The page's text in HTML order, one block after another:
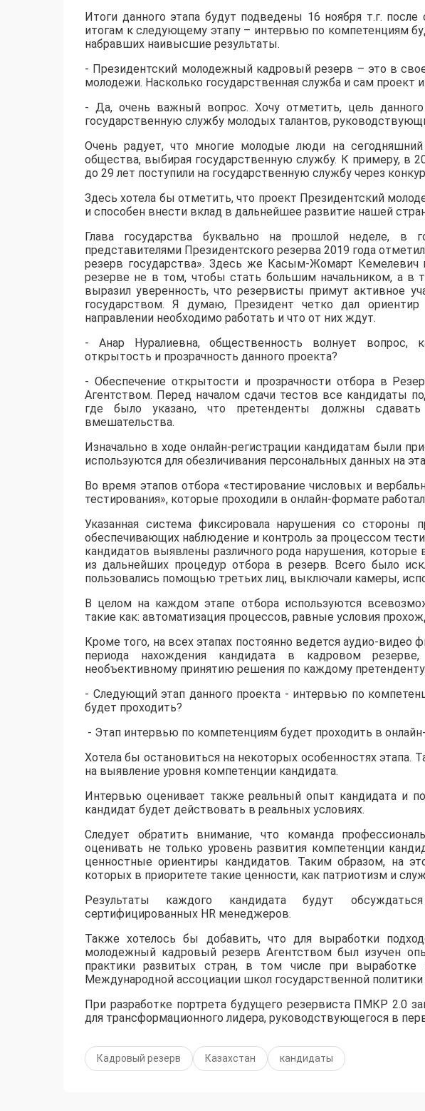
Итоги данного этапа будут подведены 16 ноября т.г.
итогам к следующему этапу – интервью по компетенциям
набравших наивысшие результаты.
- Президентский молодежный кадровый резерв – это в
молодежи. Насколько государственная служба и сам проект
- Да, очень важный вопрос. Хочу отметить, цель
государственную службу молодых талантов,
Очень радует, что многие молодые люди на
общества, выбирая государственную службу. К примеру, в
до 29 лет поступили на государственную службу через
Здесь хотела бы отметить, что проект Президентский
и способен внести вклад в дальнейшее развитие нашей
Глава государства буквально на прошлой неделе, в
представителями Президентского резерва 2019 года
резерв государства». Здесь же Касым-Жомарт Кемелевич
резерве не в том, чтобы стать большим начальником, а в
выразил уверенность, что резервисты примут активное
государством. Я думаю, Президент четко дал
направлении необходимо работать и что от них ждут.
- Анар Нуралиевна, общественность волнует вопрос,
открытость и прозрачность данного проекта?
- Обеспечение открытости и прозрачности отбора в
Агентством. Перед началом сдачи тестов все кандидаты
где было указано, что претенденты должны
вмешательства.
Изначально в ходе онлайн-регистрации кандидатам были
используются для обезличивания персональных данных на
Во время этапов отбора «тестирование числовых и
тестирования», которые проходили в онлайн-формате
Указанная система фиксировала нарушения со стороны
обеспечивающих наблюдение и контроль за процессом
кандидатов выявлены различного рода нарушения, которые
из дальнейших процедур отбора в резерв. Всего было
пользовались помощью третьих лиц, выключали камеры,
В целом на каждом этапе отбора используются
такие как: автоматизация процессов, равные условия
Кроме того, на всех этапах постоянно ведется аудио-видео
периода нахождения кандидата в кадровом
необъективному принятию решения по каждому претенденту.
- Следующий этап данного проекта - интервью по
будет проходить?
- Этап интервью по компетенциям будет проходить в
Хотела бы остановиться на некоторых особенностях этапа.
на выявление уровня компетенции кандидата.
Интервью оценивает также реальный опыт кандидата и
кандидат будет действовать в реальных условиях.
Следует обратить внимание, что команда
оценивать не только уровень развития компетенции
ценностные ориентиры кандидатов. Таким образом, на
которых в приоритете такие ценности, как патриотизм и
Результаты каждого кандидата будут
сертифицированных HR менеджеров.
Также хотелось бы добавить, что для выработки
молодежный кадровый резерв Агентством был изучен
практики развитых стран, в том числе при
Международной ассоциации школ государственной политики
При разработке портрета будущего резервиста ПМКР 2.0
для трансформационного лидера, руководствующегося в
Кадровый резерв Казахстан кандидаты